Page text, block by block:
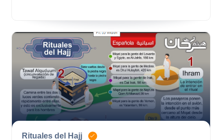
Rituales del Hajj